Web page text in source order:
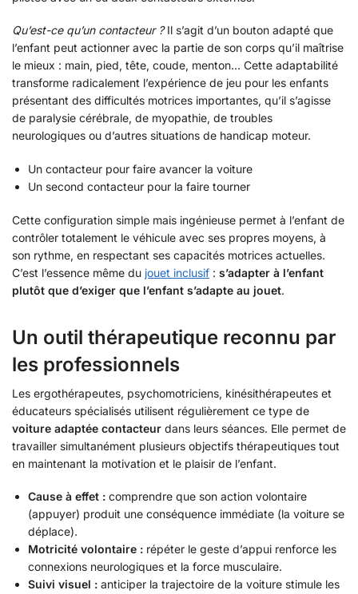
Qu’est-ce qu’un contacteur ?Il s’agit d’un bouton adapté que
l’enfant peut actionner avec la partie de son corps qu’il maîtrise
le mieux : main, pied, tête, coude, menton… Cette adaptabilité
transforme radicalement l’expérience de jeu pour les enfants
présentant des difficultés motrices importantes, qu’il s’agisse
de paralysie cérébrale, de myopathie, de troubles
neurologiques ou d’autres situations de handicap moteur.
Un contacteur pour faire avancer la voiture
Un second contacteur pour la faire tourner
Cette configuration simple mais ingénieuse permet à l’enfant de
contrôler totalement le véhicule avec ses propres moyens, à
son rythme, en respectant ses capacités motrices actuelles.
C’est l’essence même du jouet inclusif : s’adapter à l’enfant
plutôt que d’exiger que l’enfant s’adapte au jouet.
Un outil thérapeutique reconnu par
les professionnels
Les ergothérapeutes, psychomotriciens, kinésithérapeutes et
éducateurs spécialisés utilisent régulièrement ce type de
voiture adaptée contacteur dans leurs séances. Elle permet de
travailler simultanément plusieurs objectifs thérapeutiques tout
en maintenant la motivation et le plaisir de l’enfant.
Cause à effet : comprendre que son action volontaire
(appuyer) produit une conséquence immédiate (la voiture se
déplace).
Motricité volontaire : répéter le geste d’appui renforce les
connexions neurologiques et la force musculaire.
Suivi visuel : anticiper la trajectoire de la voiture stimule les